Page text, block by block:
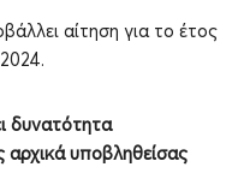
αίτηση για το έτος
δυνατότητα
υποβληθείσας